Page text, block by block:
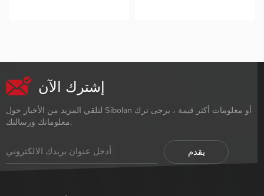
شاشة ذكي
. 63 رطلاً فقط
إشترك الآن
لتلقي المزيد من الأخبار حول Sibolan أو معلومات أكثر قيمة ، يرجى ترك
معلوماتك ورسالتك.